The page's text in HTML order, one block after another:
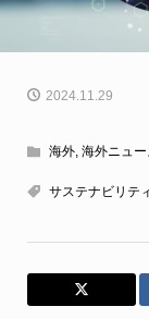
2024.11.29
海外, 海外ニュー
サステナビリテ